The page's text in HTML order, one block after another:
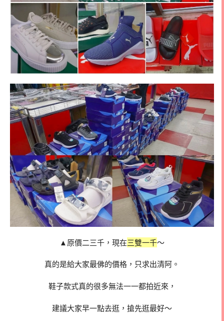
▲原價二三千，現在三雙一千～
真的是給大家最佛的價格，只求出清阿。
鞋子款式真的很多無法一一都拍近來，
建議大家早一點去逛，搶先逛最好～